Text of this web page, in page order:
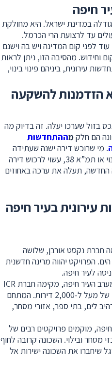
חיפה
במדינת ישראל. היא מחולקת
עד לרצועת הרי הכרמל.
לפני קום המדינה ויש בה וישנם
וחידוש. מהסיבה הזו, ניתן לראות
עירונית, ביניהם פינוי בינוי,
הזדמנות להשקעה
בזול שערכו יעלה. זה בדיוק מה
הם חלקמההתחדשות
. מי שרוכש דירה ישנה שעתידה
לשנות את פניה באמצעות פינוי בינוי או תמ”א 38, עשוי לרכוש דירה
החדשה, תעלה את ערכה באחוזים
עירונית בעיר חיפה
חברת נקסט אורבן, שלושה
הפרויקט יהווה מרינה חדשנית
לעיר חיפה.
בשכונת נווה שפרינצק, השוכנת במערב העיר חיפה, מקימה חברת ICR
מבית “קנדה ישראל”, מתחם עצום של מעל ל-2,000 דירות. המתחם
לים, בתי ספר, אזורי מסחר,
מוקמים פרויקטים רבים של
מסחר ובילוי. השכונה קרובה לחוף
שיחברו את השכונה ישירות אל